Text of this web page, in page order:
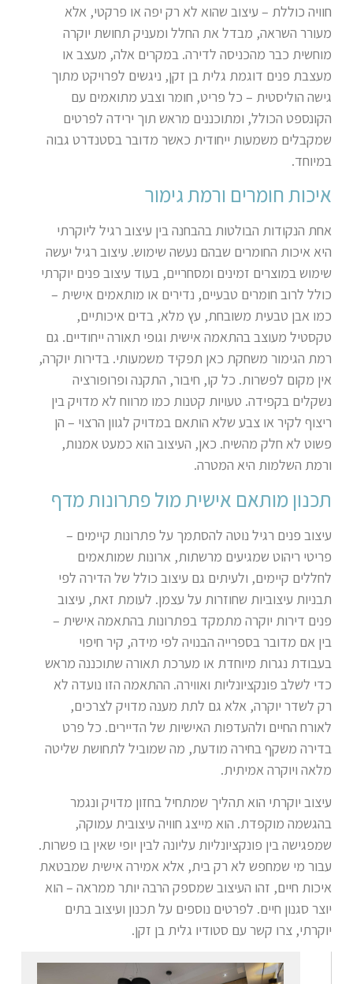
חוויה כוללת – עיצוב שהוא לא רק יפה או פרקטי, אלא
מעורר השראה, מבדל את החלל ומעניק תחושת יוקרה
מוחשית כבר מהכניסה לדירה. במקרים אלה, מעצב או
מעצבת פנים דוגמת גלית בן זקן, ניגשים לפרויקט מתוך
גישה הוליסטית – כל פריט, חומר וצבע מתואמים עם
הקונספט הכולל, ומתוכננים מראש תוך ירידה לפרטים
שמקבלים משמעות ייחודית כאשר מדובר בסטנדרט גבוה
במיוחד.
איכות חומרים ורמת גימור
אחת הנקודות הבולטות בהבחנה בין עיצוב רגיל ליוקרתי
היא איכות החומרים שבהם נעשה שימוש. עיצוב רגיל יעשה
שימוש במוצרים זמינים ומסחריים, בעוד עיצוב פנים יוקרתי
כולל לרוב חומרים טבעיים, נדירים או מותאמים אישית –
כמו אבן טבעית משובחת, עץ מלא, בדים איכותיים,
טקסטיל מעוצב בהתאמה אישית וגופי תאורה ייחודיים. גם
רמת הגימור משחקת כאן תפקיד משמעותי. בדירות יוקרה,
אין מקום לפשרות. כל קו, חיבור, התקנה ופרופורציה
נשקלים בקפידה. טעויות קטנות כמו מרווח לא מדויק בין
ריצוף לקיר או צבע שלא הותאם במדויק לגוון הרצוי – הן
פשוט לא חלק מהשיח. כאן, העיצוב הוא כמעט אמנות,
ורמת השלמות היא המטרה.
תכנון מותאם אישית מול פתרונות מדף
עיצוב פנים רגיל נוטה להסתמך על פתרונות קיימים –
פריטי ריהוט שמגיעים מרשתות, ארונות שמותאמים
לחללים קיימים, ולעיתים גם עיצוב כולל של הדירה לפי
תבניות עיצוביות שחוזרות על עצמן. לעומת זאת, עיצוב
פנים דירות יוקרה מתמקד בפתרונות בהתאמה אישית –
בין אם מדובר בספרייה הבנויה לפי מידה, קיר חיפוי
בעבודת נגרות מיוחדת או מערכת תאורה שתוכננה מראש
כדי לשלב פונקציונליות ואווירה. ההתאמה הזו נועדה לא
רק לשדר יוקרה, אלא גם לתת מענה מדויק לצרכים,
לאורח החיים ולהעדפות האישיות של הדיירים. כל פרט
בדירה משקף בחירה מודעת, מה שמוביל לתחושת שליטה
מלאה ויוקרה אמיתית.
עיצוב יוקרתי הוא תהליך שמתחיל בחזון מדויק ונגמר
בהגשמה מוקפדת. הוא מייצג חוויה עיצובית עמוקה,
שמפגישה בין פונקציונליות עליונה לבין יופי שאין בו פשרות.
עבור מי שמחפש לא רק בית, אלא אמירה אישית שמבטאת
איכות חיים, זהו העיצוב שמספק הרבה יותר ממראה – הוא
יוצר סגנון חיים. לפרטים נוספים על תכנון ועיצוב בתים
יוקרתי, צרו קשר עם סטודיו גלית בן זקן.